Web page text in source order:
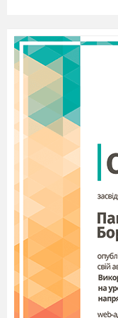
церква XVII—XX
в XVII—XX ст.,
григоріанська
релігії в
стати
релігії і
толерантними
інших людей.
Отже вирушаймо
минуле. В епоху
сили
вірування та